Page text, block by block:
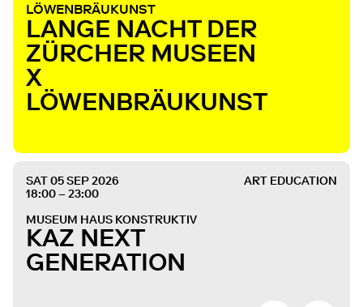
LÖWENBRÄUKUNST
LANGE NACHT DER
ZÜRCHER MUSEEN
X
LÖWENBRÄUKUNST
SAT 05 SEP 2026
18:00 – 23:00
ART EDUCATION
MUSEUM HAUS KONSTRUKTIV
KAZ NEXT
GENERATION